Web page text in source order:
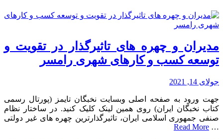
مدیران و چهره های تاثیرگذار در تقویت و
توسعه کسب و کارهای شهری رامسر
جولای 14, 2021
جهت ورود به صفحه اصلی وبسایت نخبگان تایمز (پورتال رسمی
کتاب نخبگان ایران) روی همین لینک کلیک کنید. در ساختار نظام
صنفی جمهوری اسلامی ایران، تاثیرگذارترین چهره های غیر دولتی
…
Read More